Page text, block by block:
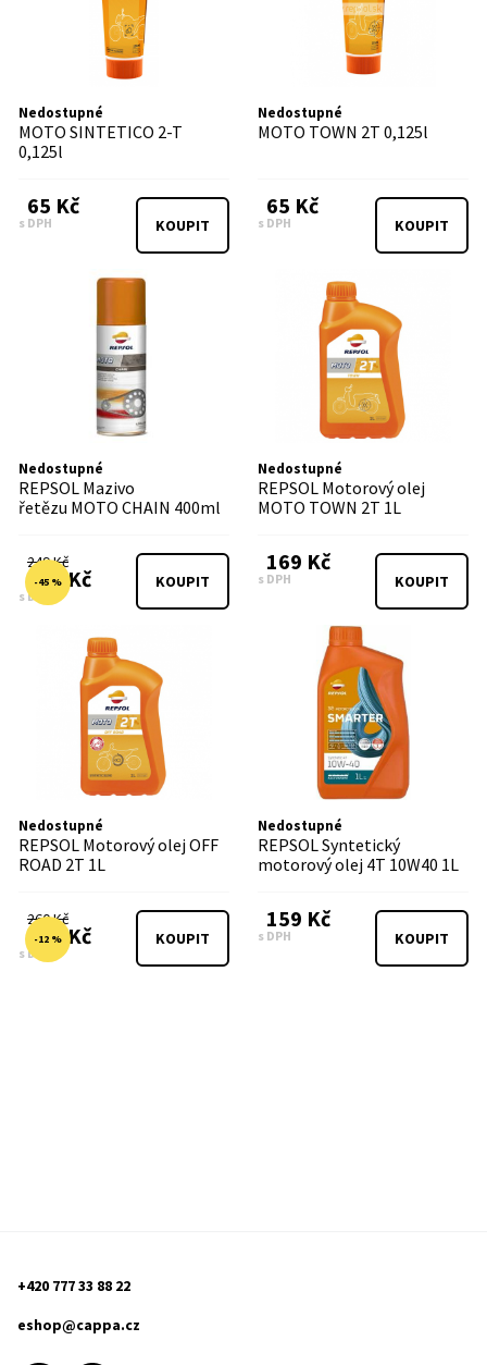
Nedostupné
MOTO SINTETICO 2-T
0,125l
65 Kč
s DPH KOUPIT
Nedostupné
MOTO TOWN 2T 0,125l
65 Kč
s DPH KOUPIT
Nedostupné
REPSOL Mazivo
řetězu MOTO CHAIN 400ml
249 Kč
138 Kč
-45 %
s DPH
KOUPIT
Nedostupné
REPSOL Motorový olej
MOTO TOWN 2T 1L
169 Kč
s DPH KOUPIT
Nedostupné
REPSOL Motorový olej OFF
ROAD 2T 1L
260 Kč
229 Kč
-12 %
s DPH
KOUPIT
Nedostupné
REPSOL Syntetický
motorový olej 4T 10W40 1L
159 Kč
s DPH KOUPIT
+420 777 33 88 22
eshop@cappa.cz